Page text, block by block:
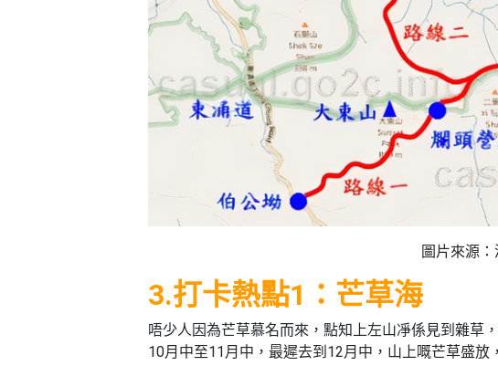
圖片來源
3.打卡熱點1：芒草海
唔少人因為芒草慕名而來，點知上左山凈係見到雜草
10月中至11月中，最遲去到12月中，山上嘅芒草盛